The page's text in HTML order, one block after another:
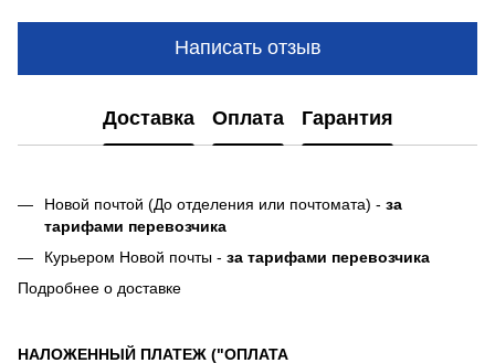
Написать отзыв
Доставка Оплата Гарантия
Новой почтой (До отделения или почтомата) - за
тарифами перевозчика
Курьером Новой почты - за тарифами перевозчика
Подробнее о доставке
НАЛОЖЕННЫЙ ПЛАТЕЖ ("ОПЛАТА